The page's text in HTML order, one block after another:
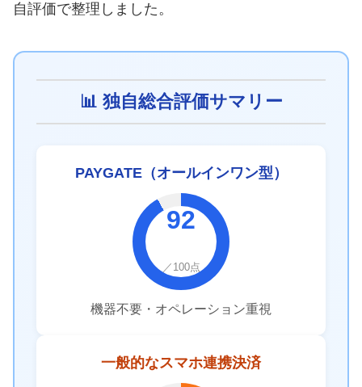
自評価で整理しました。
📊 独自総合評価サマリー
PAYGATE（オールインワン型）
92
／100点
機器不要・オペレーション重視
一般的なスマホ連携決済